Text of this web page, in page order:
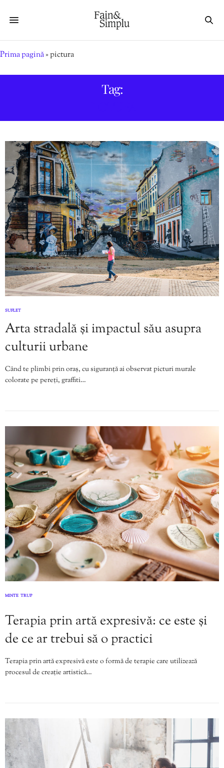
Prima pagină»pictura
Tag:
SUFLET
Arta stradală și impactul său asupra
culturii urbane
Când te plimbi prin oraș, cu siguranță ai observat picturi murale
colorate pe pereți, graffiti…
MINTE TRUP
Terapia prin artă expresivă: ce este și
de ce ar trebui să o practici
Terapia prin artă expresivă este o formă de terapie care utilizează
procesul de creație artistică…